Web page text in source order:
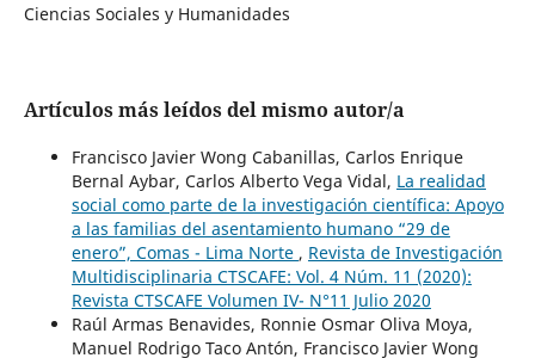
Ciencias Sociales y Humanidades
Artículos más leídos del mismo autor/a
Francisco Javier Wong Cabanillas, Carlos Enrique
Bernal Aybar, Carlos Alberto Vega Vidal, La realidad
social como parte de la investigación científica: Apoyo
a las familias del asentamiento humano “29 de
enero”, Comas - Lima Norte , Revista de Investigación
Multidisciplinaria CTSCAFE: Vol. 4 Núm. 11 (2020):
Revista CTSCAFE Volumen IV- N°11 Julio 2020
Raúl Armas Benavides, Ronnie Osmar Oliva Moya,
Manuel Rodrigo Taco Antón, Francisco Javier Wong